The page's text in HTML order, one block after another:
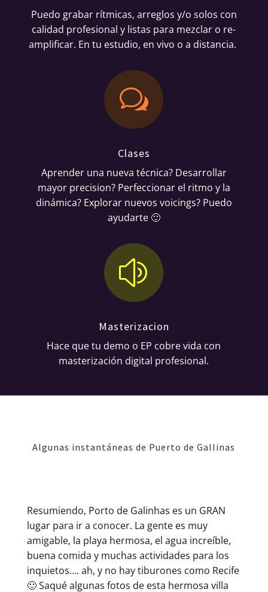
Puedo grabar rítmicas, arreglos y/o solos con
calidad profesional y listas para mezclar o re-
amplificar. En tu estudio, en vivo o a distancia.
w
Clases
Aprender una nueva técnica? Desarrollar
mayor precision? Perfeccionar el ritmo y la
dinámica? Explorar nuevos voicings? Puedo
ayudarte 🙂
z
Masterizacion
Hace que tu demo o EP cobre vida con
masterización digital profesional.
Algunas instantáneas de Puerto de Gallinas
Resumiendo, Porto de Galinhas es un GRAN
lugar para ir a conocer. La gente es muy
amigable, la playa hermosa, el agua increíble,
buena comida y muchas actividades para los
inquietos…. ah, y no hay tiburones como Recife
🙂 Saqué algunas fotos de esta hermosa villa